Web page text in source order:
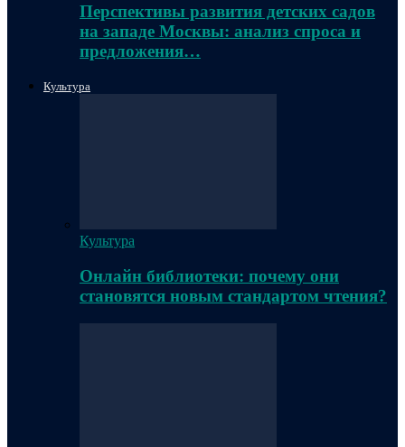
Перспективы развития детских садов
на западе Москвы: анализ спроса и
предложения…
Культура
Культура
Онлайн библиотеки: почему они
становятся новым стандартом чтения?